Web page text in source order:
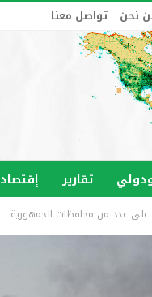
نحن تواصل معنا
تقارير إقتصاد
على عدد من محافظات الجمهورية